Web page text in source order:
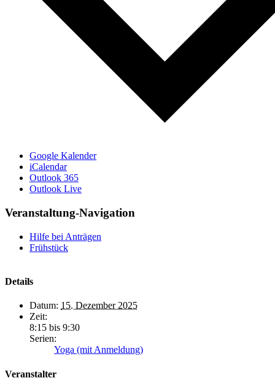
Google Kalender
iCalendar
Outlook 365
Outlook Live
Veranstaltung-Navigation
Hilfe bei Anträgen
Frühstück
Details
Datum: 15. Dezember 2025
Zeit:
8:15 bis 9:30
Serien:
Yoga (mit Anmeldung)
Veranstalter